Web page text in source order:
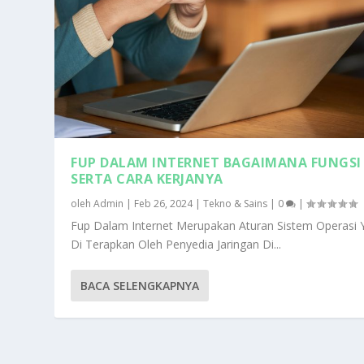
FUP DALAM INTERNET BAGAIMANA FUNGSI
SERTA CARA KERJANYA
olehAdmin | Feb 26, 2024|Tekno & Sains | 0 |
Fup Dalam Internet Merupakan Aturan Sistem Operasi
Di Terapkan Oleh Penyedia Jaringan Di...
BACA SELENGKAPNYA